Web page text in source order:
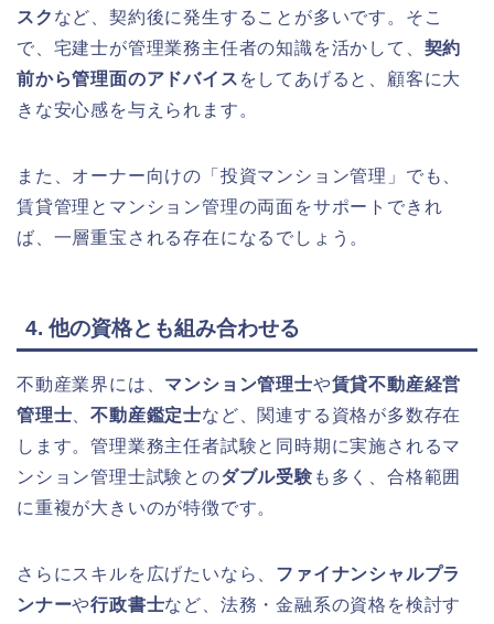
スク など、契約後に発生することが多いです。そこ
で、宅建士が管理業務主任者の知識を活かして、 契約
前から管理面のアドバイス をしてあげると、顧客に大
きな安心感を与えられます。
また、オーナー向けの「投資マンション管理」でも、
賃貸管理とマンション管理の両面をサポートできれ
ば、一層重宝される存在になるでしょう。
4. 他の資格とも組み合わせる
不動産業界には、 マンション管理士や賃貸不動産経営
管理士 、不動産鑑定士など、関連する資格が多数存在
します。管理業務主任者試験と同時期に実施されるマ
ンション管理士試験とのダブル受験 も多く、合格範囲
に重複が大きいのが特徴です。
さらにスキルを広げたいなら、 ファイナンシャルプラ
ンナーや行政書士など、法務・金融系の資格を検討す